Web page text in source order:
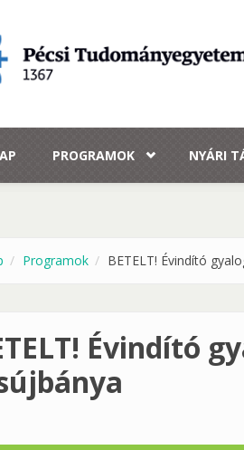
PROGRAMOK NYÁRI
Programok BETELT! Évindító
Évindító